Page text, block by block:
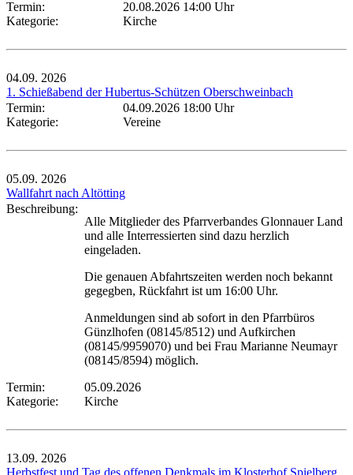
Termin:
20.08.2026 14:00 Uhr
Kategorie:
Kirche
04.09. 2026
1. Schießabend der Hubertus-Schützen Oberschweinbach
Termin:
04.09.2026 18:00 Uhr
Kategorie:
Vereine
05.09. 2026
Wallfahrt nach Altötting
Beschreibung:
Alle Mitglieder des Pfarrverbandes Glonnauer Land
und alle Interressierten sind dazu herzlich
eingeladen.
Die genauen Abfahrtszeiten werden noch bekannt
gegegben, Rückfahrt ist um 16:00 Uhr.
Anmeldungen sind ab sofort in den Pfarrbüros
Günzlhofen (08145/8512) und Aufkirchen
(08145/9959070) und bei Frau Marianne Neumayr
(08145/8594) möglich.
Termin:
05.09.2026
Kategorie:
Kirche
13.09. 2026
Herbstfest und Tag des offenen Denkmals im Klosterhof Spielberg